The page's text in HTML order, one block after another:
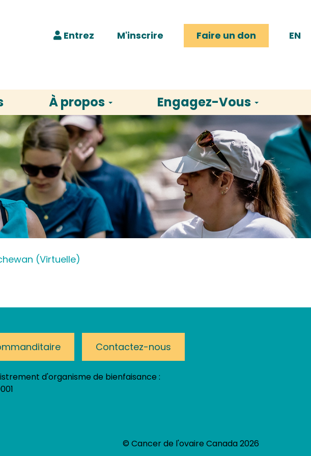
Entrez M'inscrire Faire un don EN
À propos Engagez-Vous
(Virtuelle)
Contactez-nous
d'organisme de bienfaisance :
© Cancer de l'ovaire Canada 2026